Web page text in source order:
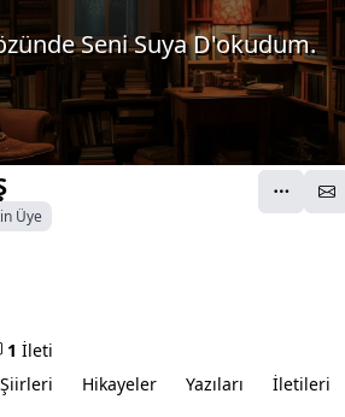
Seni Suya D'okudum.
Üye
1 İleti
Şiirleri Hikayeler Yazıları İletileri